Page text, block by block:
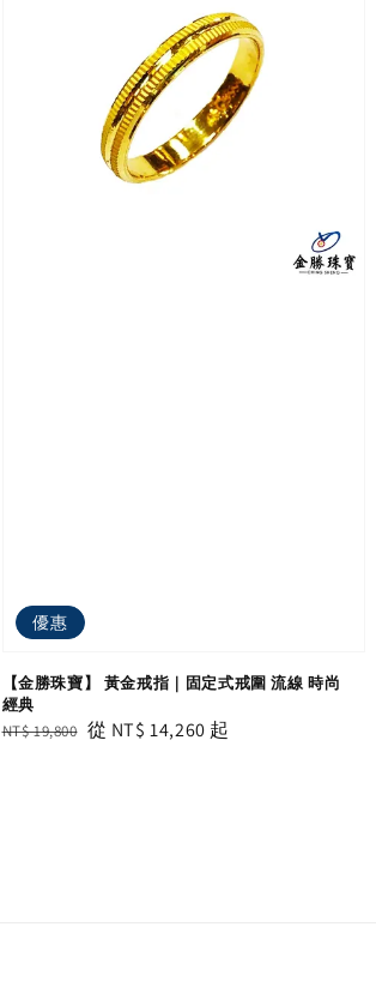
優惠
【金勝珠寶】 黃金戒指｜固定式戒圍 流線 時尚
經典
Regular
NT$ 19,800 Sale
從 NT$ 14,260 起